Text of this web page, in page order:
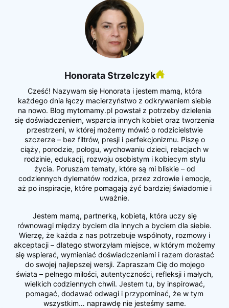
Honorata Strzelczyk
Cześć! Nazywam się Honorata i jestem mamą, która
każdego dnia łączy macierzyństwo z odkrywaniem siebie
na nowo. Blog mytomamy.pl powstał z potrzeby dzielenia
się doświadczeniem, wsparcia innych kobiet oraz tworzenia
przestrzeni, w której możemy mówić o rodzicielstwie
szczerze – bez filtrów, presji i perfekcjonizmu. Piszę o
ciąży, porodzie, połogu, wychowaniu dzieci, relacjach w
rodzinie, edukacji, rozwoju osobistym i kobiecym stylu
życia. Poruszam tematy, które są mi bliskie – od
codziennych dylematów rodzica, przez zdrowie i emocje,
aż po inspiracje, które pomagają żyć bardziej świadomie i
uważnie.
Jestem mamą, partnerką, kobietą, która uczy się
równowagi między byciem dla innych a byciem dla siebie.
Wierzę, że każda z nas potrzebuje wspólnoty, rozmowy i
akceptacji – dlatego stworzyłam miejsce, w którym możemy
się wspierać, wymieniać doświadczeniami i razem dorastać
do swojej najlepszej wersji. Zapraszam Cię do mojego
świata – pełnego miłości, autentyczności, refleksji i małych,
wielkich codziennych chwil. Jestem tu, by inspirować,
pomagać, dodawać odwagi i przypominać, że w tym
wszystkim… naprawdę nie jesteśmy same.